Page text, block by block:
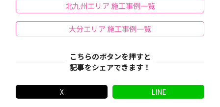
北九州エリア 施工事例一覧
大分エリア 施工事例一覧
こちらのボタンを押すと
記事をシェアできます！
X LINE